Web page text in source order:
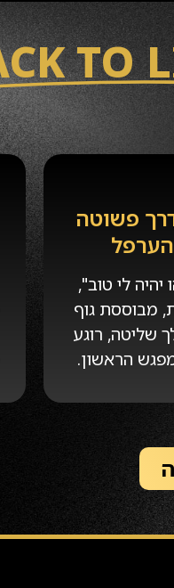
פשוטה
לי טוב",
מבוססת גוף
שליטה, רוגע
הראשון.